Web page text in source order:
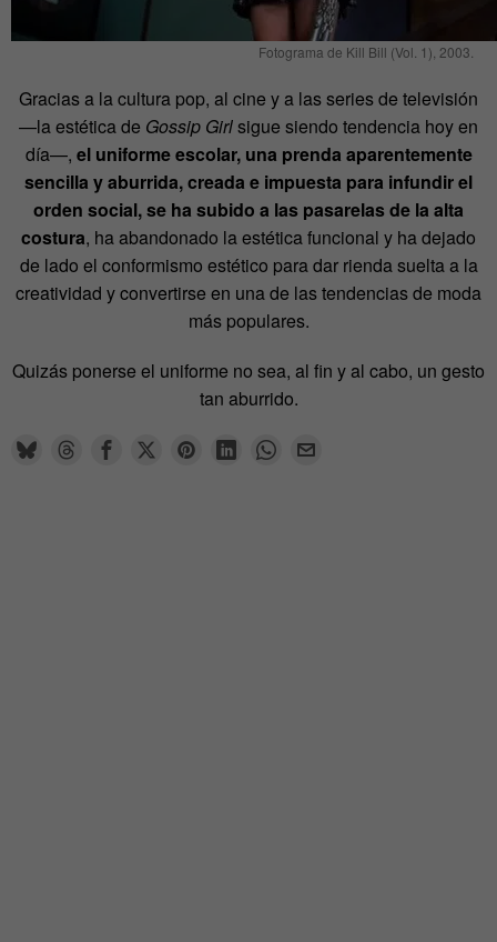
Fotograma de Kill Bill (Vol. 1), 2003.
Gracias a la cultura pop, al cine y a las series de televisión
—la estética de Gossip Girlsigue siendo tendencia hoy en
día—, el uniforme escolar, una prenda aparentemente
sencilla y aburrida, creada e impuesta para infundir el
orden social, se ha subido a las pasarelas de la alta
costura, ha abandonado la estética funcional y ha dejado
de lado el conformismo estético para dar rienda suelta a la
creatividad y convertirse en una de las tendencias de moda
más populares.
Quizás ponerse el uniforme no sea, al fin y al cabo, un gesto
tan aburrido.